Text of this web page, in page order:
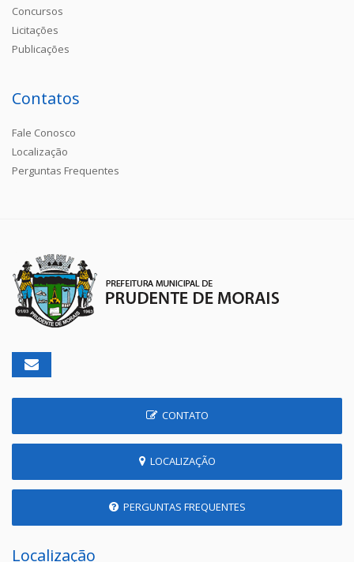
Concursos
Licitações
Publicações
Contatos
Fale Conosco
Localização
Perguntas Frequentes
CONTATO
LOCALIZAÇÃO
PERGUNTAS FREQUENTES
Localização